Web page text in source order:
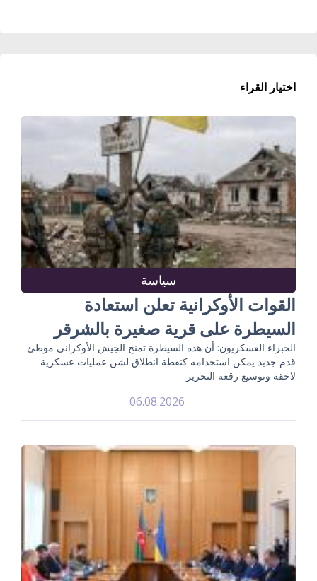
اختيار القراء
سياسة
القوات الأوكرانية تعلن استعادة
السيطرة على قرية صغيرة بالشرقر
الخبراء العسكريون: أن هذه السيطرة تمنح الجيش الأوكراني موطئ
قدم جديد يمكن استخدامه كنقطة انطلاق لشن عمليات عسكرية
لاحقة وتوسيع رقعة التحرير
06.08.2026